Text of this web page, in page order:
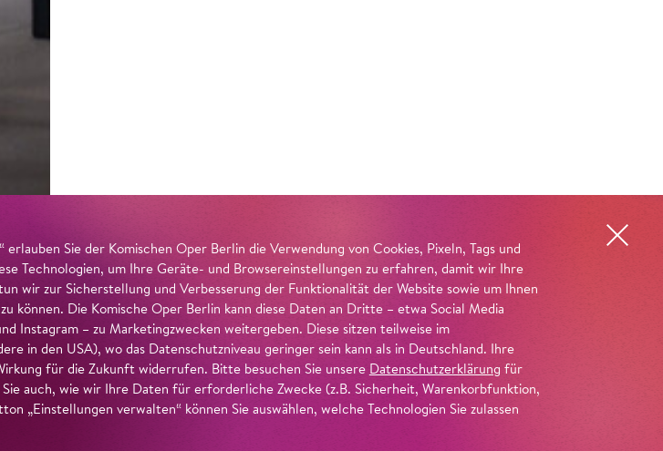
erlauben Sie der Komischen Oper Berlin die Verwendung von Cookies, Pixeln, Tags und
Technologien, um Ihre Geräte- und Browsereinstellungen zu erfahren, damit wir Ihre
wir zur Sicherstellung und Verbesserung der Funktionalität der Website sowie um Ihnen
können. Die Komische Oper Berlin kann diese Daten an Dritte – etwa Social Media
Instagram – zu Marketingzwecken weitergeben. Diese sitzen teilweise im
in den USA), wo das Datenschutzniveau geringer sein kann als in Deutschland. Ihre
für die Zukunft widerrufen. Bitte besuchen Sie unsere Datenschutzerklärung für
auch, wie wir Ihre Daten für erforderliche Zwecke (z.B. Sicherheit, Warenkorbfunktion,
„Einstellungen verwalten“ können Sie auswählen, welche Technologien Sie zulassen